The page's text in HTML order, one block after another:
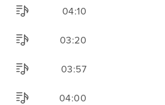
04:10
03:20
03:57
04:00